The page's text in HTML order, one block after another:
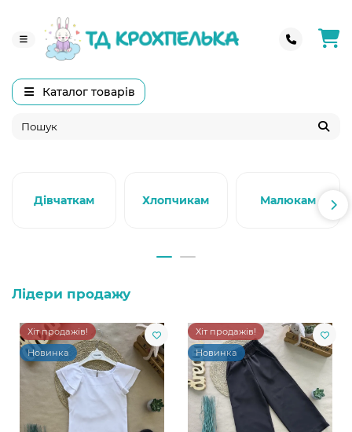
Каталог товарів
Дівчаткам Хлопчикам Малюкам
Лідери продажу
Хіт продажів!
Новинка
Хіт продажів!
Новинка